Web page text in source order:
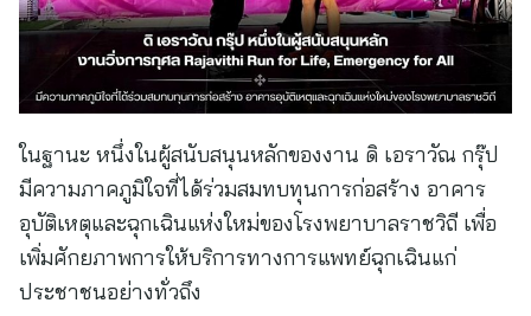
ในฐานะ หนึ่งในผู้สนับสนุนหลักของงาน ดิ เอราวัณ กรุ๊ป
มีความภาคภูมิใจที่ได้ร่วมสมทบทุนการก่อสร้าง อาคาร
อุบัติเหตุและฉุกเฉินแห่งใหม่ของโรงพยาบาลราชวิถี เพื่อ
เพิ่มศักยภาพการให้บริการทางการแพทย์ฉุกเฉินแก่
ประชาชนอย่างทั่วถึง